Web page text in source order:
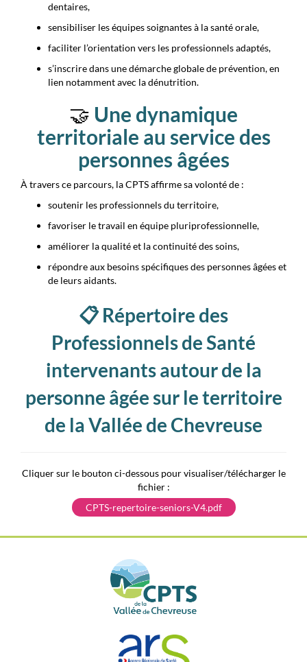
dentaires,
sensibiliser les équipes soignantes à la santé orale,
faciliter l’orientation vers les professionnels adaptés,
s’inscrire dans une démarche globale de prévention, en
lien notamment avec la dénutrition.
🤝 Une dynamique
territoriale au service des
personnes âgées
À travers ce parcours, la CPTS affirme sa volonté de :
soutenir les professionnels du territoire,
favoriser le travail en équipe pluriprofessionnelle,
améliorer la qualité et la continuité des soins,
répondre aux besoins spécifiques des personnes âgées et
de leurs aidants.
📋 Répertoire des
Professionnels de Santé
intervenants autour de la
personne âgée sur le territoire
de la Vallée de Chevreuse
Cliquer sur le bouton ci-dessous pour visualiser/télécharger le
fichier :
CPTS-repertoire-seniors-V4.pdf